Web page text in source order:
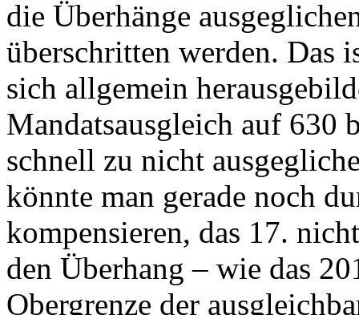
die Überhänge
überschritten werden. Das
sich allgemein
Mandatsausgleich auf 630
schnell zu nicht
könnte man gerade noch
kompensieren, das 17.
den Überhang – wie das
Obergrenze der